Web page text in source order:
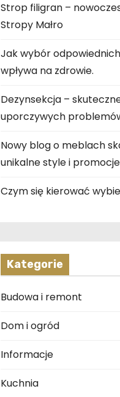
Strop filigran –
Stropy Małro
Jak wybór
wpływa na zdrowie.
Dezynsekcja –
uporczywych
Nowy blog o meblach
unikalne style i
Czym się kierować
Kategorie
Budowa i remont
Dom i ogród
Informacje
Kuchnia